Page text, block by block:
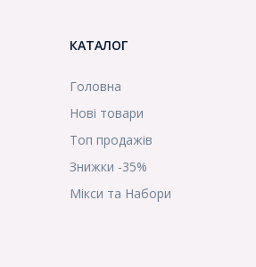
КАТАЛОГ
Головна
Нові товари
Топ продажів
Знижки -35%
Мікси та Набори